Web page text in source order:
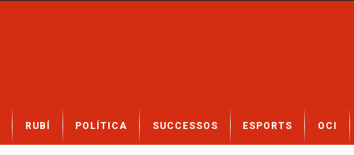
t
RUBÍ POLÍTICA SUCCESSOS ESPORTS OCI